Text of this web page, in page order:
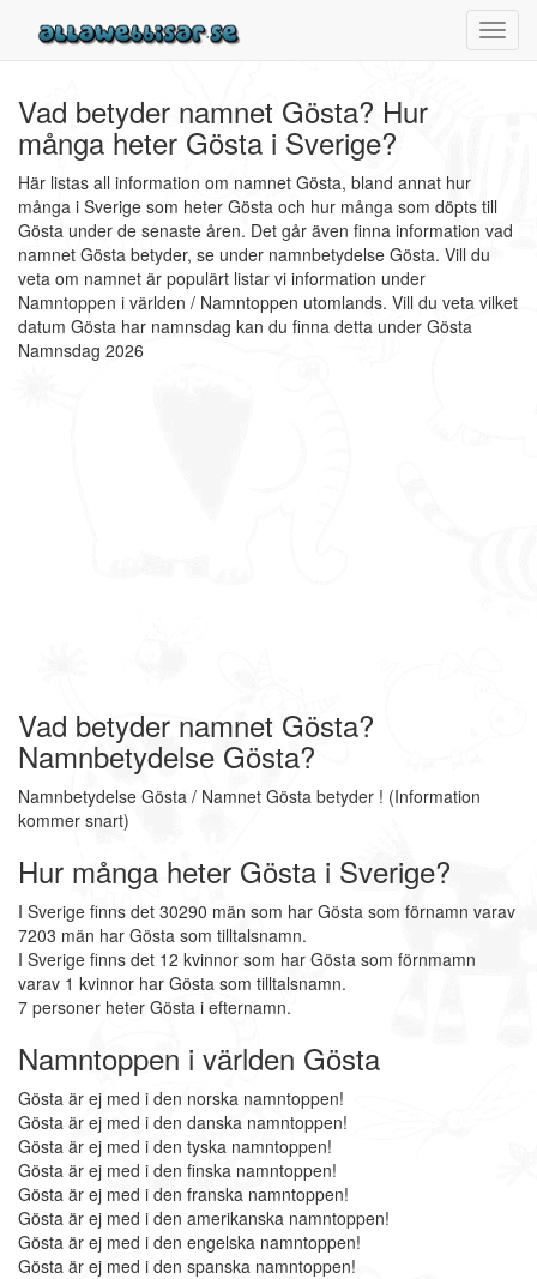
Vad betyder namnet Gösta? Hur
många heter Gösta i Sverige?
Här listas all information om namnet Gösta, bland annat hur
många i Sverige som heter Gösta och hur många som döpts till
Gösta under de senaste åren. Det går även finna information vad
namnet Gösta betyder, se under namnbetydelse Gösta. Vill du
veta om namnet är populärt listar vi information under
Namntoppen i världen / Namntoppen utomlands. Vill du veta vilket
datum Gösta har namnsdag kan du finna detta under Gösta
Namnsdag 2026
Vad betyder namnet Gösta?
Namnbetydelse Gösta?
Namnbetydelse Gösta / Namnet Gösta betyder ! (Information
kommer snart)
Hur många heter Gösta i Sverige?
I Sverige finns det 30290 män som har Gösta som förnamn varav
7203 män har Gösta som tilltalsnamn.
I Sverige finns det 12 kvinnor som har Gösta som förnmamn
varav 1 kvinnor har Gösta som tilltalsnamn.
7 personer heter Gösta i efternamn.
Namntoppen i världen Gösta
Gösta är ej med i den norska namntoppen!
Gösta är ej med i den danska namntoppen!
Gösta är ej med i den tyska namntoppen!
Gösta är ej med i den finska namntoppen!
Gösta är ej med i den franska namntoppen!
Gösta är ej med i den amerikanska namntoppen!
Gösta är ej med i den engelska namntoppen!
Gösta är ej med i den spanska namntoppen!